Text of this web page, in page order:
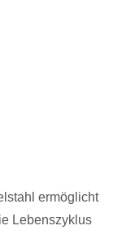
ermöglicht
Lebenszyklus